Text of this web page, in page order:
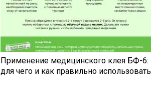
Применение медицинского клея БФ-6:
для чего и как правильно использовать